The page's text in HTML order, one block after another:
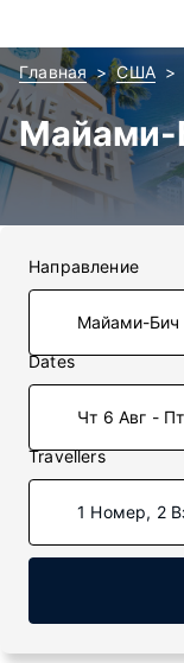
Главная США
Майами-
Направление
Dates
Чт 6 Авг -
Travellers
1 Номер, 2